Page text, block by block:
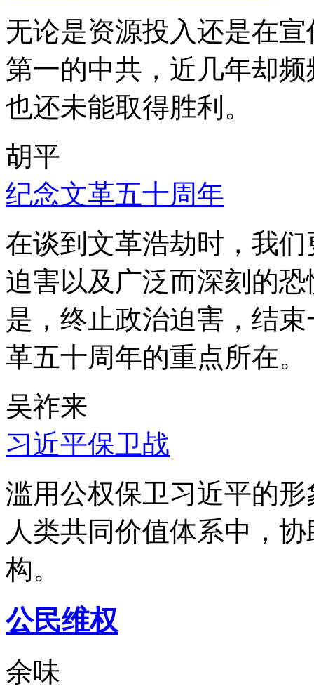
无论是资源投入还是在
第一的中共，近几年却
也还未能取得胜利。
胡平
纪念文革五十周年
在谈到文革浩劫时，我
迫害以及广泛而深刻的
是，终止政治迫害，结
革五十周年的重点所在。
吴祚来
习近平保卫战
滥用公权保卫习近平的
人类共同价值体系中，
构。
公民维权
余味